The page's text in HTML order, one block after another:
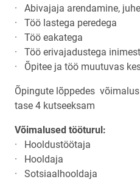
· Abivajaja arendamine,
· Töö lastega peredega
· Töö eakatega
· Töö erivajadustega
· Õpitee ja töö muutuvas
Õpingute lõppedes
tase 4 kutseeksam
Võimalused tööturul:
· Hooldustöötaja
· Hooldaja
· Sotsiaalhooldaja